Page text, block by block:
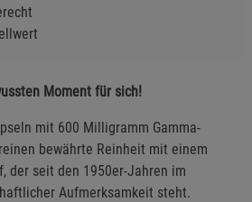
Moment für sich!
mit 600 Milligramm Gamma-
bewährte Reinheit mit einem
der seit den 1950er-Jahren im
Aufmerksamkeit steht.